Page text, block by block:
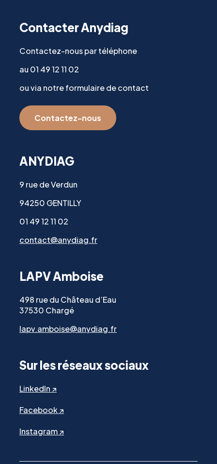
Contacter Anydiag
Contactez-nous par téléphone
au 01 49 12 11 02
ou via notre formulaire de contact
Contactez-nous
ANYDIAG
9 rue de Verdun
94250 GENTILLY
01 49 12 11 02
contact@anydiag.fr
LAPV Amboise
498 rue du Château d’Eau
37530 Chargé
lapv.amboise@anydiag.fr
Sur les réseaux sociaux
LinkedIn ↗
Facebook ↗
Instagram ↗